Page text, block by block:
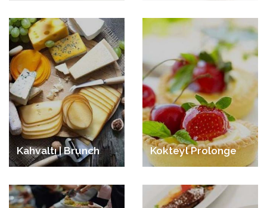
Kahvaltı | Brunch Kokteyl Prolonge